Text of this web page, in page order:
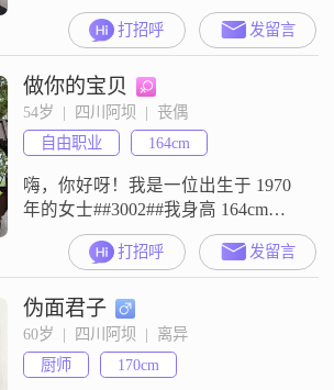
##3002##我的月收入在8001到12000
元之间，学历是大专##3002##我觉
得自己是一个稳重可靠的人，责任
感很强，喜欢活在当下，享受生活
的每一刻##3002##平时我喜欢美食
探店，寻找各种美味的食物，觉得
美食可以带来快乐和满足感##3002#
打招呼 发留言
做你的宝贝
54岁  |  四川阿坝  |  丧偶
自由职业
164cm
嗨，你好呀！我是一位出生于 1970
年的女士##3002##我身高 164cm，
有着温柔体贴的性格，特别善解人
意##3002##平时我开朗爱笑，心里
藏不住事儿，直率又真诚##3002##
我热爱生活，觉得每一天都充满希
望和美好##3002##在生活里，我成
熟稳重，做事情务实踏实，是那种
真诚可靠的人##3002##我的收
打招呼 发留言
伪面君子
60岁  |  四川阿坝  |  离异
厨师
170cm